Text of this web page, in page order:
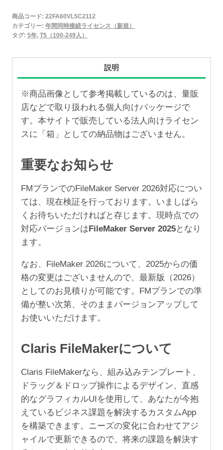
年
間
接
続
ラ
イ
セ
ス
新
規
5
年
（100-
249
ー
ザ）
個
商品コード: 22FA60VL5C2112
カテゴリー: 年間同時接続ライセンス（新規）
タグ: 5年, T5（100-249人）
説明
※商品画像として参考掲載しているのは、量販
店などで取り扱われる個人向けパッケージで
す。本サイトで販売している法人向けライセン
スに「箱」としての納品物はございません。
重要なお知らせ
FMプランでのFileMaker Server 2026対応につい
ては、現在検証を行っております。いましばら
くお待ちいただければと存じます。現時点での
対応バージョンは FileMaker Server 2025となり
ます。
なお、FileMaker 2026について、2025からの価
格の変更はございませんので、最新版（2026）
としてのお見積りが可能です。FMプランでの準
備が整い次第、そのままバージョンアップして
お使いいただけます。
Claris FileMakerについて
Claris FileMakerなら、組み込みテンプレート、
ドラッグ＆ドロップ操作によるデザイン、直感
的なグラフィカルUIを使用して、あなたが今抱
えているビジネス課題を解決するカスタムApp
を構築できます。ニーズの変化に合わせてアジ
ャイルで更新できるので、将来の課題を解決す